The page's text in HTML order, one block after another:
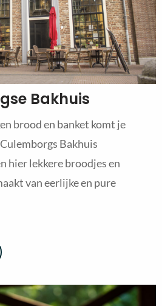
Bakhuis
brood en banket komt je
Bakhuis
hier lekkere broodjes en
van eerlijke en pure